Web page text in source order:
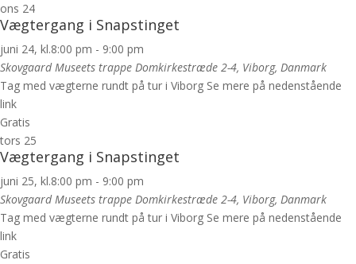
ons 24
Vægtergang i Snapstinget
juni 24, kl.8:00 pm - 9:00 pm
Skovgaard Museets trappe Domkirkestræde 2-4, Viborg, Danmark
Tag med vægterne rundt på tur i Viborg Se mere på nedenstående
link
Gratis
tors 25
Vægtergang i Snapstinget
juni 25, kl.8:00 pm - 9:00 pm
Skovgaard Museets trappe Domkirkestræde 2-4, Viborg, Danmark
Tag med vægterne rundt på tur i Viborg Se mere på nedenstående
link
Gratis